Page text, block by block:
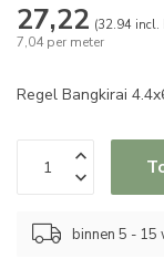
27,22 (32.94 incl.
7,04 per meter
Regel Bangkirai
binnen 5 - 15